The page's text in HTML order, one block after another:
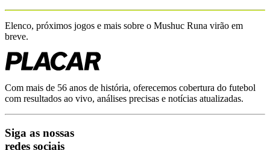
Elenco, próximos jogos e mais sobre o Mushuc Runa virão em
breve.
Com mais de 56 anos de história, oferecemos cobertura do futebol
com resultados ao vivo, análises precisas e notícias atualizadas.
Siga as nossas
redes sociais